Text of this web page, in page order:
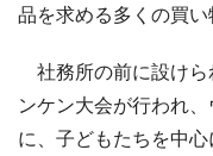
品を求める多くの買い
社務所の前に設けら
ンケン大会が行われ
に、子どもたちを中